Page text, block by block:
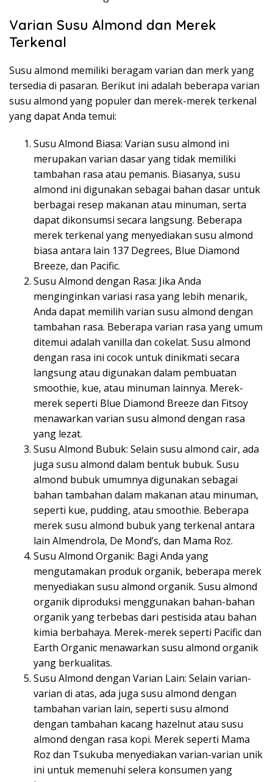
Varian Susu Almond dan Merek
Terkenal
Susu almond memiliki beragam varian dan merk yang
tersedia di pasaran. Berikut ini adalah beberapa varian
susu almond yang populer dan merek-merek terkenal
yang dapat Anda temui:
Susu Almond Biasa: Varian susu almond ini
merupakan varian dasar yang tidak memiliki
tambahan rasa atau pemanis. Biasanya, susu
almond ini digunakan sebagai bahan dasar untuk
berbagai resep makanan atau minuman, serta
dapat dikonsumsi secara langsung. Beberapa
merek terkenal yang menyediakan susu almond
biasa antara lain 137 Degrees, Blue Diamond
Breeze, dan Pacific.
Susu Almond dengan Rasa: Jika Anda
menginginkan variasi rasa yang lebih menarik,
Anda dapat memilih varian susu almond dengan
tambahan rasa. Beberapa varian rasa yang umum
ditemui adalah vanilla dan cokelat. Susu almond
dengan rasa ini cocok untuk dinikmati secara
langsung atau digunakan dalam pembuatan
smoothie, kue, atau minuman lainnya. Merek-
merek seperti Blue Diamond Breeze dan Fitsoy
menawarkan varian susu almond dengan rasa
yang lezat.
Susu Almond Bubuk: Selain susu almond cair, ada
juga susu almond dalam bentuk bubuk. Susu
almond bubuk umumnya digunakan sebagai
bahan tambahan dalam makanan atau minuman,
seperti kue, pudding, atau smoothie. Beberapa
merek susu almond bubuk yang terkenal antara
lain Almendrola, De Mond’s, dan Mama Roz.
Susu Almond Organik: Bagi Anda yang
mengutamakan produk organik, beberapa merek
menyediakan susu almond organik. Susu almond
organik diproduksi menggunakan bahan-bahan
organik yang terbebas dari pestisida atau bahan
kimia berbahaya. Merek-merek seperti Pacific dan
Earth Organic menawarkan susu almond organik
yang berkualitas.
Susu Almond dengan Varian Lain: Selain varian-
varian di atas, ada juga susu almond dengan
tambahan varian lain, seperti susu almond
dengan tambahan kacang hazelnut atau susu
almond dengan rasa kopi. Merek seperti Mama
Roz dan Tsukuba menyediakan varian-varian unik
ini untuk memenuhi selera konsumen yang